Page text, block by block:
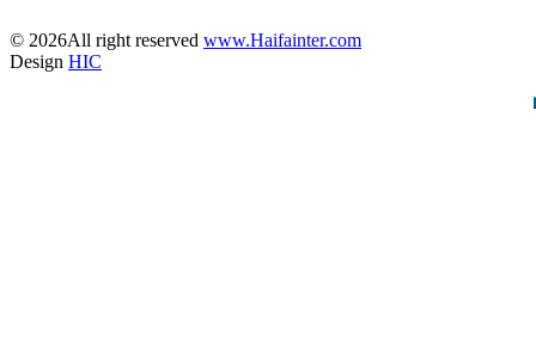
© 2026All right reserved www.Haifainter.com
Design HIC